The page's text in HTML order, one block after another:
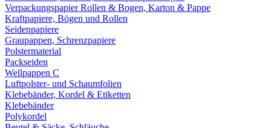
Verpackungspapier Rollen & Bogen, Karton & Pappe
Kraftpapiere, Bögen und Rollen
Seidenpapiere
Graupappen, Schrenzpapiere
Polstermaterial
Packseiden
Wellpappen C
Luftpolster- und Schaumfolien
Klebebänder, Kordel & Etiketten
Klebebänder
Polykordel